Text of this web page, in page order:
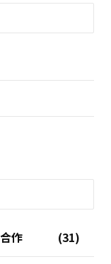
作